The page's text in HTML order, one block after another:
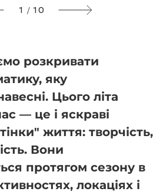
1 / 10
розкривати
яку
Цього літа
— це і яскраві
життя: творчість,
Вони
протягом сезону в
локаціях і